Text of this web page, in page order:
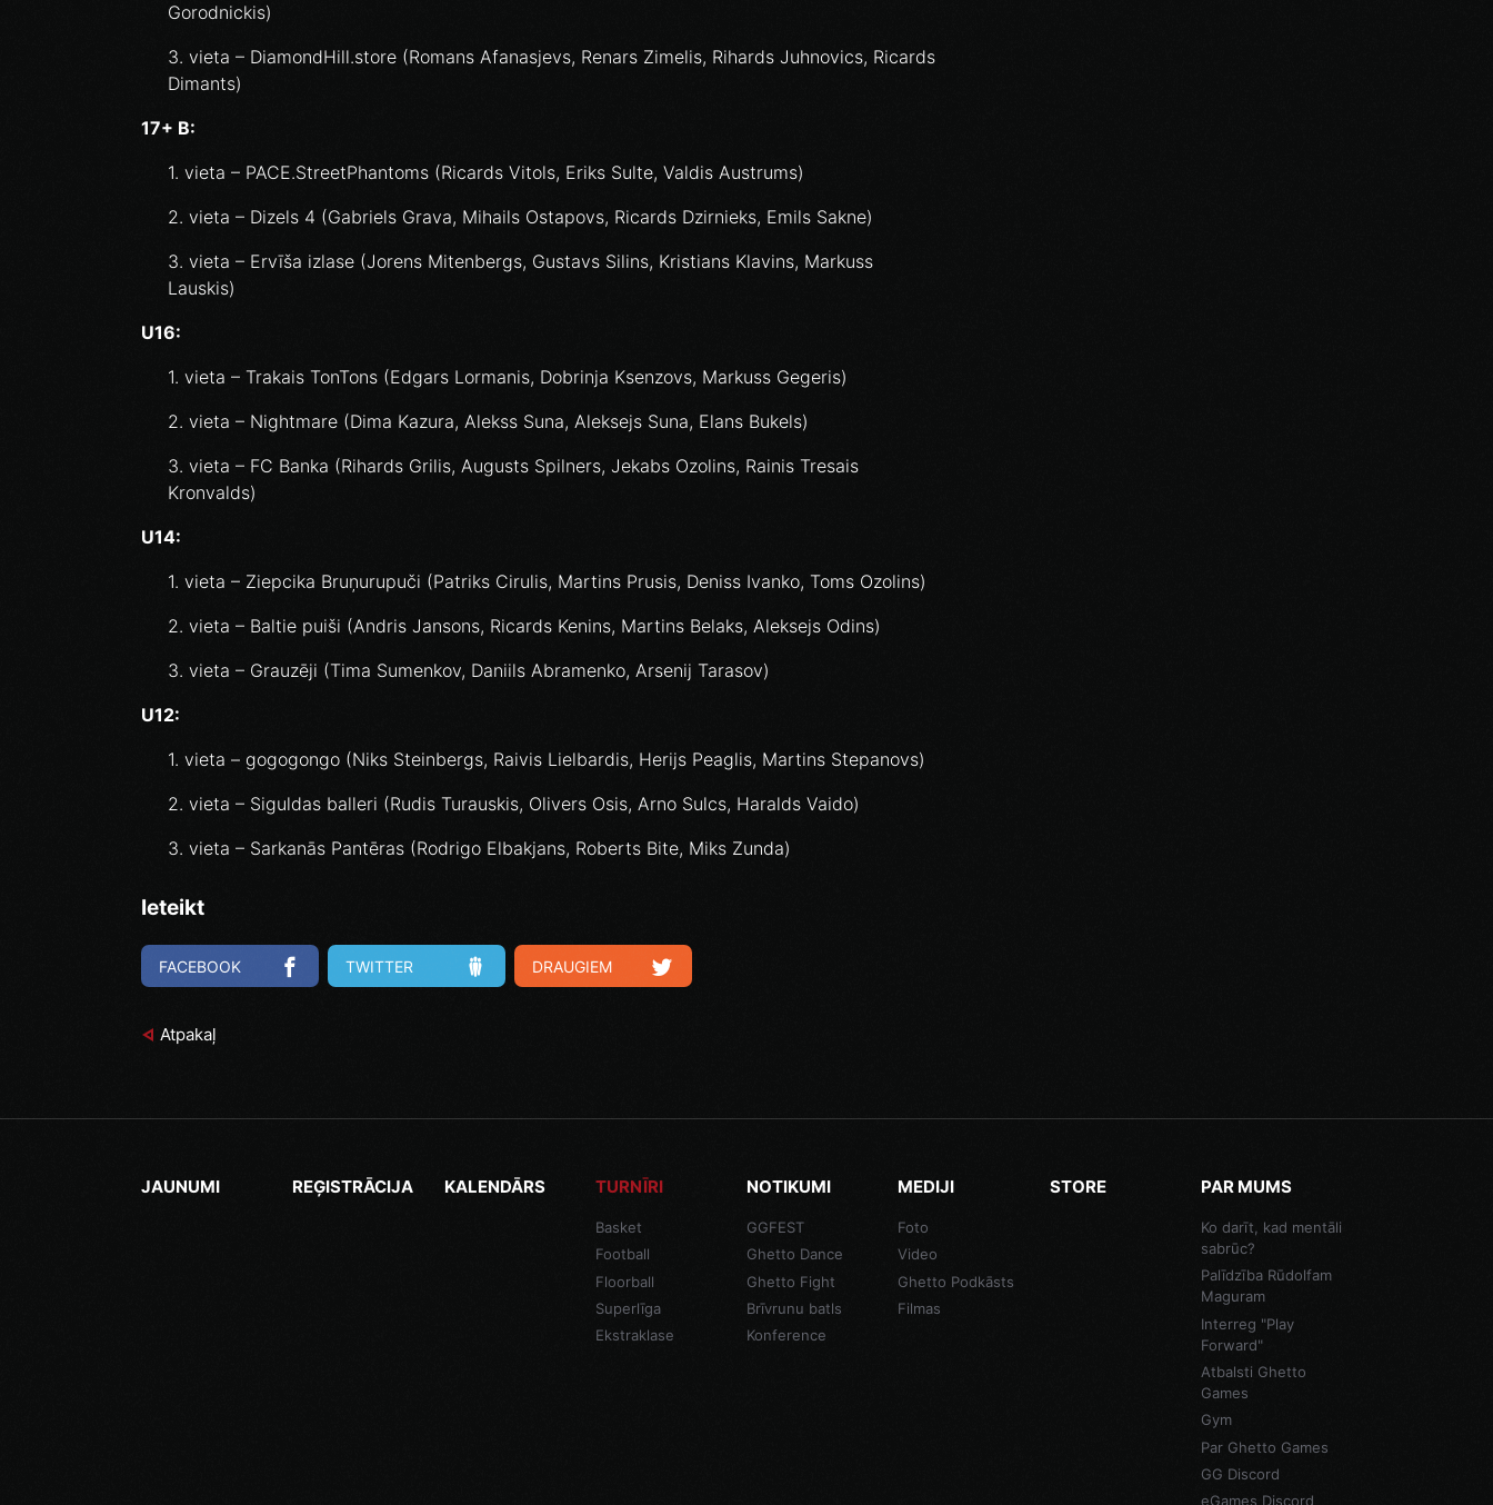
Gorodnickis)
3. vieta – DiamondHill.store (Romans Afanasjevs, Renars Zimelis, Rihards Juhnovics, Ricards
Dimants)
17+ B:
1. vieta – PACE.StreetPhantoms (Ricards Vitols, Eriks Sulte, Valdis Austrums)
2. vieta – Dizels 4 (Gabriels Grava, Mihails Ostapovs, Ricards Dzirnieks, Emils Sakne)
3. vieta – Ervīša izlase (Jorens Mitenbergs, Gustavs Silins, Kristians Klavins, Markuss
Lauskis)
U16:
1. vieta – Trakais TonTons (Edgars Lormanis, Dobrinja Ksenzovs, Markuss Gegeris)
2. vieta – Nightmare (Dima Kazura, Alekss Suna, Aleksejs Suna, Elans Bukels)
3. vieta – FC Banka (Rihards Grilis, Augusts Spilners, Jekabs Ozolins, Rainis Tresais
Kronvalds)
U14:
1. vieta – Ziepcika Bruņurupuči (Patriks Cirulis, Martins Prusis, Deniss Ivanko, Toms Ozolins)
2. vieta – Baltie puiši (Andris Jansons, Ricards Kenins, Martins Belaks, Aleksejs Odins)
3. vieta – Grauzēji (Tima Sumenkov, Daniils Abramenko, Arsenij Tarasov)
U12:
1. vieta – gogogongo (Niks Steinbergs, Raivis Lielbardis, Herijs Peaglis, Martins Stepanovs)
2. vieta – Siguldas balleri (Rudis Turauskis, Olivers Osis, Arno Sulcs, Haralds Vaido)
3. vieta – Sarkanās Pantēras (Rodrigo Elbakjans, Roberts Bite, Miks Zunda)
Ieteikt
FACEBOOK TWITTER DRAUGIEM
Atpakaļ
JAUNUMI REĢISTRĀCIJA KALENDĀRS TURNĪRI
Basket
Football
Floorball
Superlīga
Ekstraklase
NOTIKUMI
GGFEST
Ghetto Dance
Ghetto Fight
Brīvrunu batls
Konference
MEDIJI
Foto
Video
Ghetto Podkāsts
Filmas
STORE PAR MUMS
Ko darīt, kad mentāli
sabrūc?
Palīdzība Rūdolfam
Maguram
Interreg "Play
Forward"
Atbalsti Ghetto
Games
Gym
Par Ghetto Games
GG Discord
eGames Discord